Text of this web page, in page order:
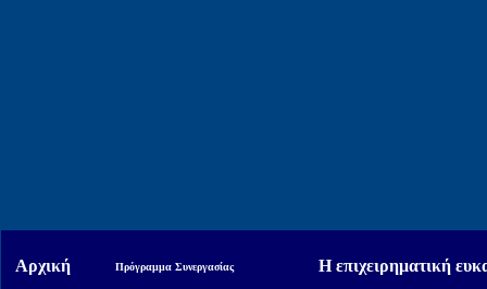
Αρχική Πρόγραμμα Συνεργασίας Η επιχειρηματική